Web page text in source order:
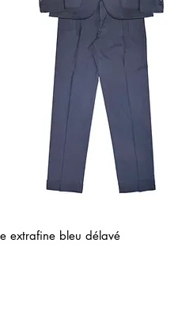
extrafine bleu délavé